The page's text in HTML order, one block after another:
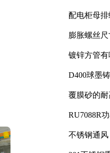
配电柜母
膨胀螺丝
镀锌方管
D400球墨
覆膜砂的
RU7088R
不锈钢通